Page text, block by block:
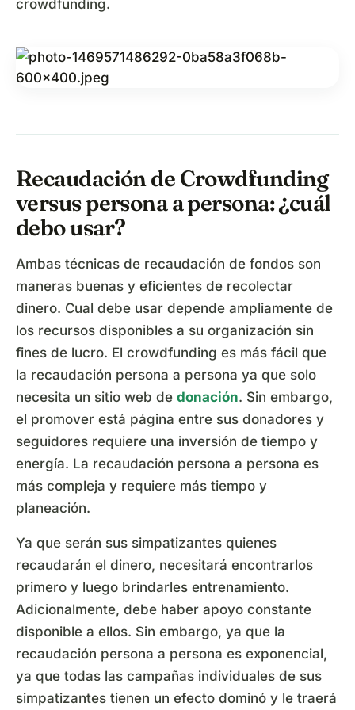
crowdfunding.
Recaudación de Crowdfunding
versus persona a persona: ¿cuál
debo usar?
Ambas técnicas de recaudación de fondos son
maneras buenas y eficientes de recolectar
dinero. Cual debe usar depende ampliamente de
los recursos disponibles a su organización sin
fines de lucro. El crowdfunding es más fácil que
la recaudación persona a persona ya que solo
necesita un sitio web de donación. Sin embargo,
el promover está página entre sus donadores y
seguidores requiere una inversión de tiempo y
energía. La recaudación persona a persona es
más compleja y requiere más tiempo y
planeación.
Ya que serán sus simpatizantes quienes
recaudarán el dinero, necesitará encontrarlos
primero y luego brindarles entrenamiento.
Adicionalmente, debe haber apoyo constante
disponible a ellos. Sin embargo, ya que la
recaudación persona a persona es exponencial,
ya que todas las campañas individuales de sus
simpatizantes tienen un efecto dominó y le traerá